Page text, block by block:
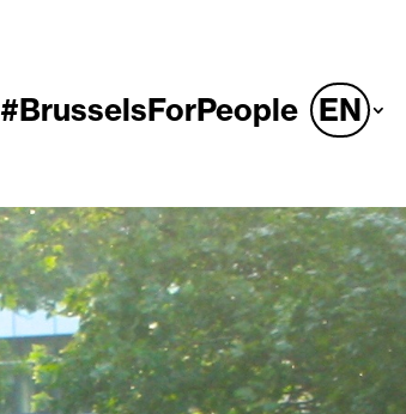
#BrusselsForPeople EN